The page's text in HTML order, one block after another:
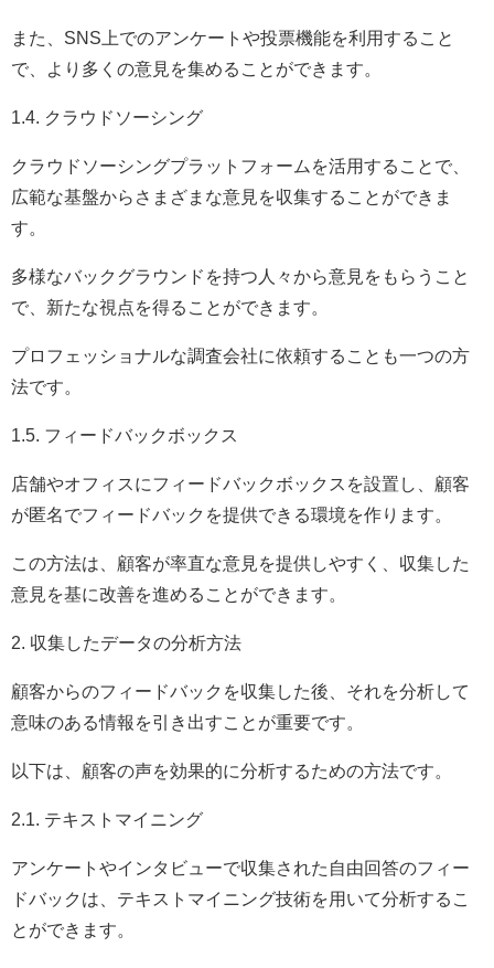
また、SNS上でのアンケートや投票機能を利用すること
で、より多くの意見を集めることができます。
1.4. クラウドソーシング
クラウドソーシングプラットフォームを活用することで、
広範な基盤からさまざまな意見を収集することができま
す。
多様なバックグラウンドを持つ人々から意見をもらうこと
で、新たな視点を得ることができます。
プロフェッショナルな調査会社に依頼することも一つの方
法です。
1.5. フィードバックボックス
店舗やオフィスにフィードバックボックスを設置し、顧客
が匿名でフィードバックを提供できる環境を作ります。
この方法は、顧客が率直な意見を提供しやすく、収集した
意見を基に改善を進めることができます。
2. 収集したデータの分析方法
顧客からのフィードバックを収集した後、それを分析して
意味のある情報を引き出すことが重要です。
以下は、顧客の声を効果的に分析するための方法です。
2.1. テキストマイニング
アンケートやインタビューで収集された自由回答のフィー
ドバックは、テキストマイニング技術を用いて分析するこ
とができます。